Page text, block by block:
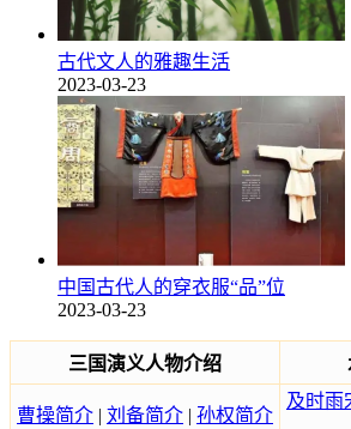
古代文人的雅趣生活
2023-03-23
中国古代人的穿衣服“品”位
2023-03-23
三国演义人物介绍
曹操简介 | 刘备简介 | 孙权简介
及时雨